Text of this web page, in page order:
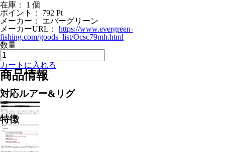
在庫： 1 個
ポイント：
792 Pt
メーカー：
エバーグリーン
メーカーURL：
https://www.evergreen-
fishing.com/goods_list/Ocsc79mh.html
数量
カートに入れる
商品情報
対応ルアー&リグ
特徴